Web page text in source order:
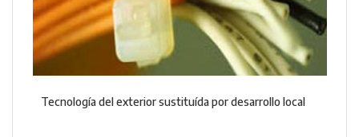
Tecnología del exterior sustituída por desarrollo local